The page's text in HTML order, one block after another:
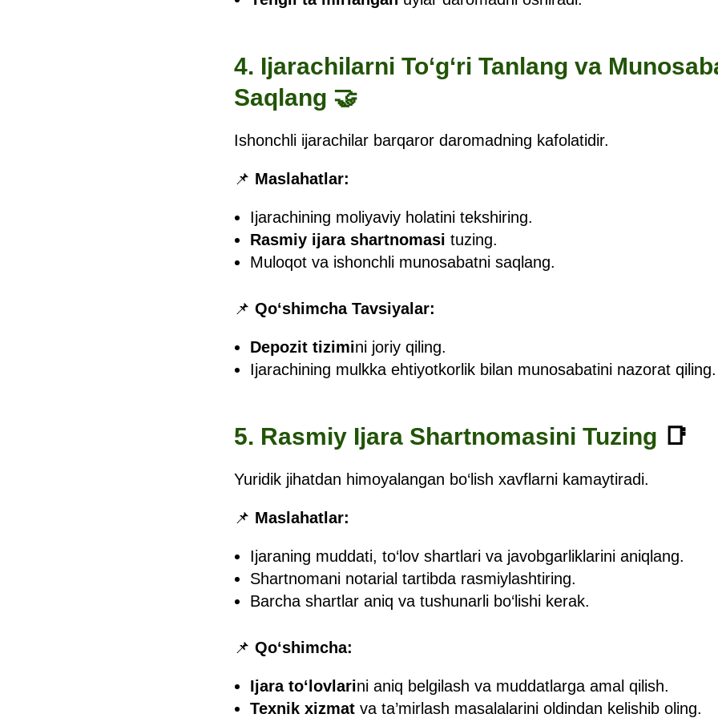
4. Ijarachilarni To‘g‘ri Tanlang va
Saqlang 🤝
Ishonchli ijarachilar barqaror daromadning kafolatidir.
📌 Maslahatlar:
Ijarachining moliyaviy holatini tekshiring.
Rasmiy ijara shartnomasi tuzing.
Muloqot va ishonchli munosabatni saqlang.
📌 Qo‘shimcha Tavsiyalar:
Depozit tizimini joriy qiling.
Ijarachining mulkka ehtiyotkorlik bilan munosabatini nazorat qiling.
5. Rasmiy Ijara Shartnomasini Tuzing 📑
Yuridik jihatdan himoyalangan bo‘lish xavflarni kamaytiradi.
📌 Maslahatlar:
Ijaraning muddati, to‘lov shartlari va javobgarliklarini aniqlang.
Shartnomani notarial tartibda rasmiylashtiring.
Barcha shartlar aniq va tushunarli bo‘lishi kerak.
📌 Qo‘shimcha:
Ijara to‘lovlarini aniq belgilash va muddatlarga amal qilish.
Texnik xizmat va ta’mirlash masalalarini oldindan kelishib oling.